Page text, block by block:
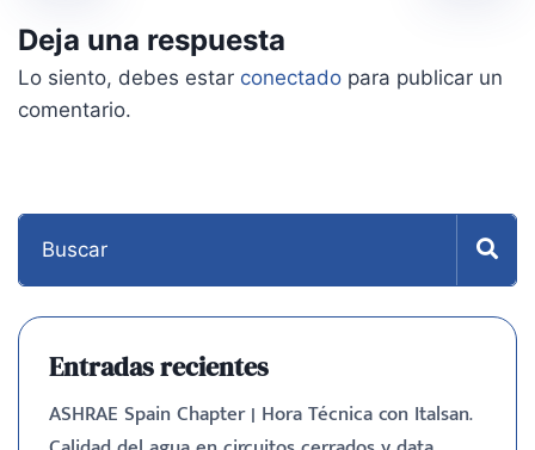
Deja una respuesta
Lo siento, debes estar conectado para publicar un
comentario.
Entradas recientes
ASHRAE Spain Chapter | Hora Técnica con Italsan.